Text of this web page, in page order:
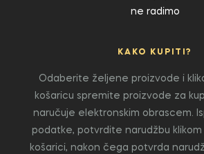
ne radimo
KAKO KUPITI?
Odaberite željene proizvode i
košaricu spremite proizvode za
naručuje elektronskim obrascem.
podatke, potvrdite narudžbu klikom
košarici, nakon čega potvrda